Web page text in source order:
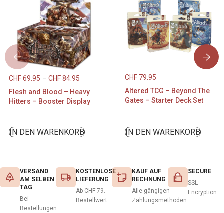
CHF69.95 – CHF84.95
Flesh and Blood – Heavy
Hitters – Booster Display
IN DEN WARENKORB
CHF79.95
Altered TCG – Beyond The
Gates – Starter Deck Set
IN DEN WARENKORB
VERSAND
AM SELBEN
TAG
Bei
Bestellungen
KOSTENLOSE
LIEFERUNG
Ab CHF 79.-
Bestellwert
KAUF AUF
RECHNUNG
Alle gängigen
Zahlungsmethoden
SECURE
SSL
Encryption